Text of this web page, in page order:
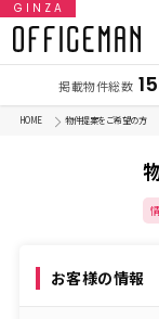
GINZA
掲載物件総数
HOME 物件提案をご希望の方
お客様の情報